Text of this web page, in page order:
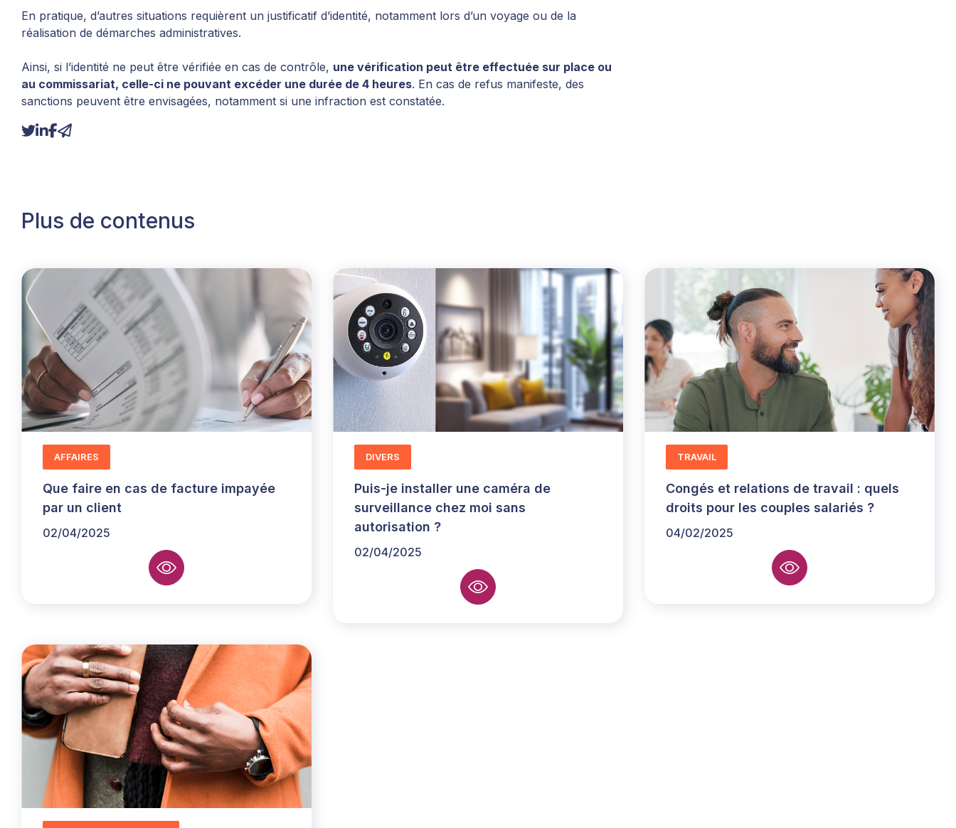
En pratique, d’autres situations requièrent un justificatif d’identité, notamment lors d’un voyage ou de la
réalisation de démarches administratives.
Ainsi, si l’identité ne peut être vérifiée en cas de contrôle, une vérification peut être effectuée sur place ou
au commissariat, celle-ci ne pouvant excéder une durée de 4 heures. En cas de refus manifeste, des
sanctions peuvent être envisagées, notamment si une infraction est constatée.
Plus de contenus
Que faire en cas de facture impayée
par un client
02/04/2025
AFFAIRES
Puis-je installer une caméra de
surveillance chez moi sans
autorisation ?
02/04/2025
DIVERS
Congés et relations de travail : quels
droits pour les couples salariés ?
04/02/2025
TRAVAIL